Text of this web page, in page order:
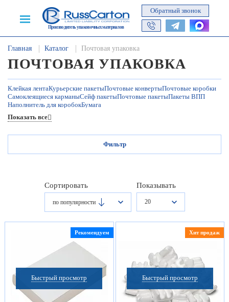
Производитель упаковочных материалов
Обратный звонок
Главная Каталог Почтовая упаковка
ПОЧТОВАЯ УПАКОВКА
Клейкая лентаКурьерские пакетыПочтовые конвертыПочтовые коробки
Самоклеящиеся карманыСейф пакетыПочтовые пакетыПакеты ВПП
Наполнитель для коробокБумага
Показать все
Фильтр
Сортировать
по популярности
Показывать
20
Быстрый просмотр
Рекомендуем
Быстрый просмотр
Хит продаж